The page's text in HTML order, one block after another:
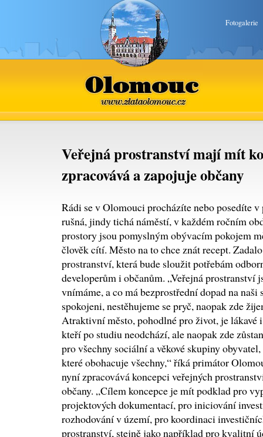
Fotogalerie
Olomouc
www.zlataolomouc.cz
Veřejná prostranství mají mít
zpracovává a zapojuje občany
Rádi se v Olomouci procházíte nebo posedíte
rušná, jindy tichá náměstí, v každém ročním
prostory jsou pomyslným obývacím pokojem
člověk cítí. Město na to chce znát recept.
prostranství, která bude sloužit potřebám
developerům i občanům. „Veřejná prostranství
vnímáme, a co má bezprostřední dopad na naši
spokojeni, nestěhujeme se pryč, naopak zde
Atraktivní město, pohodlné pro život, je lákavé
kteří po studiu neodchází, ale naopak zde
pro všechny sociální a věkové skupiny
které obohacuje všechny,“ říká primátor
nyní zpracovává koncepci veřejných
občany. „Cílem koncepce je mít podklad pro
projektových dokumentací, pro iniciování
rozhodování v území, pro koordinaci
prostranství, stejně jako například pro kvalitní